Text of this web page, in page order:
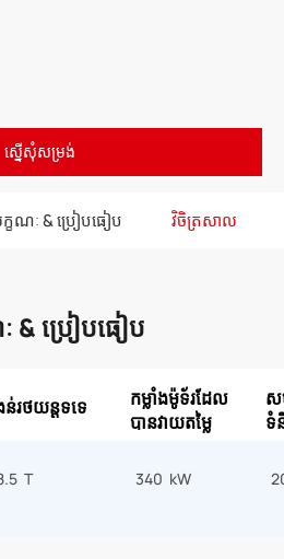
ស្នើសុំសម្រង់
ខណៈ & ប្រៀបធៀប វិចិត្រសាល
& ប្រៀបធៀប
រថយន្តទទេ
កម្លាំងម៉ូទ័រដែល
បានវាយតម្លៃ
ស
ទំ
T 340 kW